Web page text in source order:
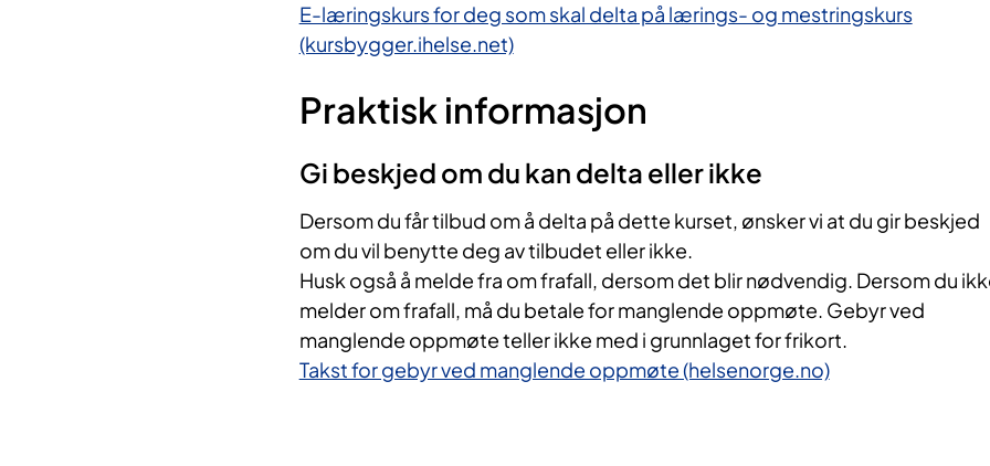
E-læringskurs for deg som skal delta på lærings- og mestringskurs
(kursbygger.ihelse.net)
Praktisk informasjon
Gi beskjed om du kan delta eller ikke
Dersom du får tilbud om å delta på dette kurset, ønsker vi at du gir beskjed
om du vil benytte deg av tilbudet eller ikke.
​Husk også å melde fra om frafall, dersom det blir nødvendig. Dersom du
melder om frafall, må du betale for manglende oppmøte. Gebyr ved
manglende oppmøte teller ikke med i grunnlaget for frikort.
Takst for gebyr ved manglende oppmøte (helsenorge.no)​